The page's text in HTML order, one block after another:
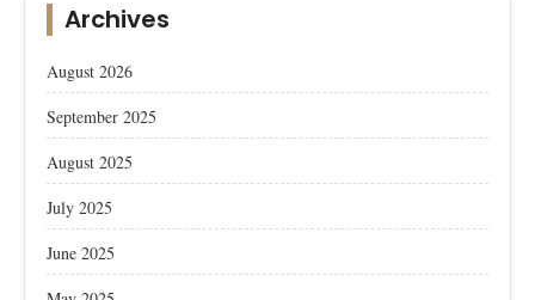
Archives
August 2026
September 2025
August 2025
July 2025
June 2025